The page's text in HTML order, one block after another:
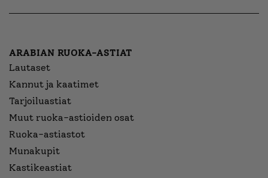
ARABIAN RUOKA-ASTIAT
Lautaset
Kannut ja kaatimet
Tarjoiluastiat
Muut ruoka-astioiden osat
Ruoka-astiastot
Munakupit
Kastikeastiat